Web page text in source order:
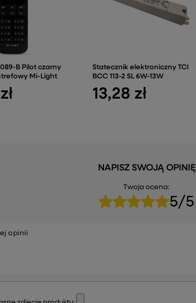
B Pilot czarny
Mi-Light
Statecznik elektroniczny TCI
BCC 113-2 SL 6W-13W
13,28 zł
NAPISZ SWOJĄ OPINIĘ
Twoja ocena:
5/5
opinii